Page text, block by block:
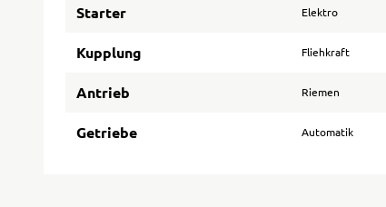
Starter Elektro
Kupplung Fliehkraft
Antrieb Riemen
Getriebe Automatik